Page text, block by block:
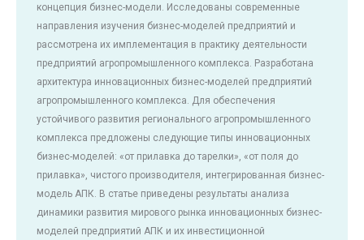
концепция бизнес-модели. Исследованы современные
направления изучения бизнес-моделей предприятий и
рассмотрена их имплементация в практику деятельности
предприятий агропромышленного комплекса. Разработана
архитектура инновационных бизнес-моделей предприятий
агропромышленного комплекса. Для обеспечения
устойчивого развития регионального агропромышленного
комплекса предложены следующие типы инновационных
бизнес-моделей: «от прилавка до тарелки», «от поля до
прилавка», чистого производителя, интегрированная бизнес-
модель АПК. В статье приведены результаты анализа
динамики развития мирового рынка инновационных бизнес-
моделей предприятий АПК и их инвестиционной